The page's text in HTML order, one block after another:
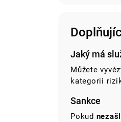
Jaký má
Můžete
kategorii
Sankce
Pokud